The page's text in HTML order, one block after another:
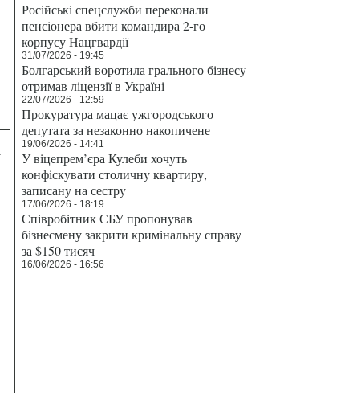
Російські спецслужби переконали
пенсіонера вбити командира 2-го
корпусу Нацгвардії
31/07/2026 - 19:45
Болгарський воротила грального бізнесу
отримав ліцензії в Україні
22/07/2026 - 12:59
Прокуратура мацає ужгородського
депутата за незаконно накопичене
19/06/2026 - 14:41
У віцепрем’єра Кулеби хочуть
конфіскувати столичну квартиру,
записану на сестру
17/06/2026 - 18:19
Співробітник СБУ пропонував
бізнесмену закрити кримінальну справу
за $150 тисяч
16/06/2026 - 16:56